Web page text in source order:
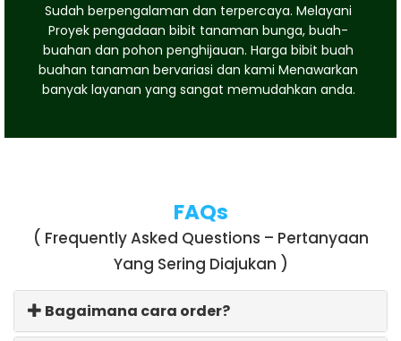
Sudah berpengalaman dan terpercaya. Melayani
Proyek pengadaan bibit tanaman bunga, buah-
buahan dan pohon penghijauan. Harga bibit buah
buahan tanaman bervariasi dan kami Menawarkan
banyak layanan yang sangat memudahkan anda.
FAQs
( Frequently Asked Questions – Pertanyaan
Yang Sering Diajukan )
Bagaimana cara order?